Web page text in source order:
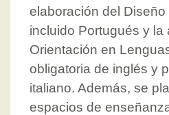
elaboración del
incluido Portugués y
Orientación en
obligatoria de inglés y
italiano. Además, se
espacios de